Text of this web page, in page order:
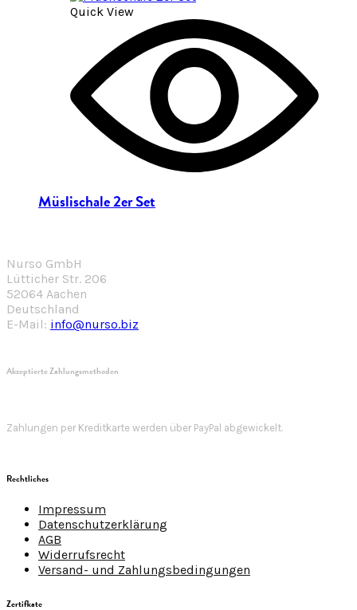
Quick View
Müslischale 2er Set
Nurso GmbH
Lütticher Str. 206
52064 Aachen
Deutschland
E-Mail: info@nurso.biz
Akzeptierte Zahlungsmethoden
Zahlungen per Kreditkarte werden über PayPal abgewickelt.
Rechtliches
Impressum
Datenschutzerklärung
AGB
Widerrufsrecht
Versand- und Zahlungsbedingungen
Zertifkate